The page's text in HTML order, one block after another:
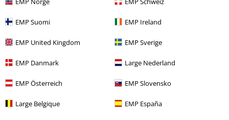
EMP Suomi EMP Ireland
EMP United Kingdom EMP Sverige
EMP Danmark Large Nederland
EMP Österreich EMP Slovensko
Large Belgique EMP España
Vår kundeservice er her for deg
Idag er vår kundeservice tilgjengelig mellom 08:00 til 13:00.